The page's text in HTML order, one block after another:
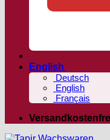
English
Deutsch
English
Français